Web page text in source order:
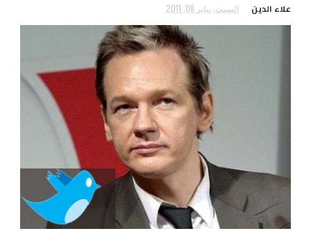
علاء الدين السبت, يناير 08, 2011